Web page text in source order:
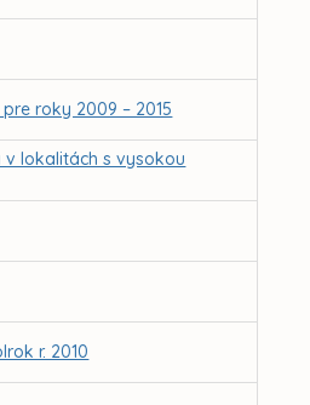
roky 2009 – 2015
v lokalitách s vysokou
r. 2010